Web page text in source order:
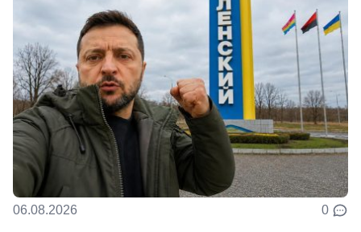
06.08.2026 0